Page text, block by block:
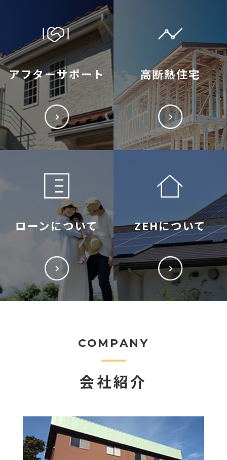
アフターサポート 高断熱住宅
ローンについて ZEHについて
COMPANY
会社紹介